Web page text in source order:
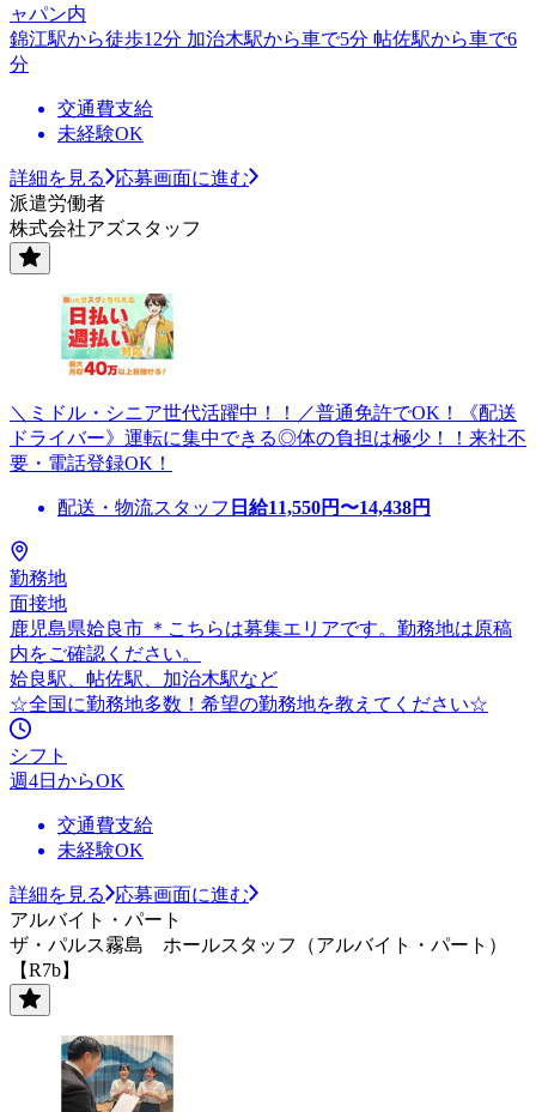
ャパン内
錦江駅から徒歩12分 加治木駅から車で5分 帖佐駅から車で6
分
交通費支給
未経験OK
詳細を見る
応募画面に進む
派遣労働者
株式会社アズスタッフ
＼ミドル・シニア世代活躍中！！／普通免許でOK！《配送
ドライバー》運転に集中できる◎体の負担は極少！！来社不
要・電話登録OK！
配送・物流スタッフ 日給11,550円〜14,438円
勤務地
面接地
鹿児島県姶良市 ＊こちらは募集エリアです。勤務地は原稿
内をご確認ください。
姶良駅、帖佐駅、加治木駅など
☆全国に勤務地多数！希望の勤務地を教えてください☆
シフト
週4日からOK
交通費支給
未経験OK
詳細を見る
応募画面に進む
アルバイト・パート
ザ・パルス霧島 ホールスタッフ（アルバイト・パート）
【R7b】